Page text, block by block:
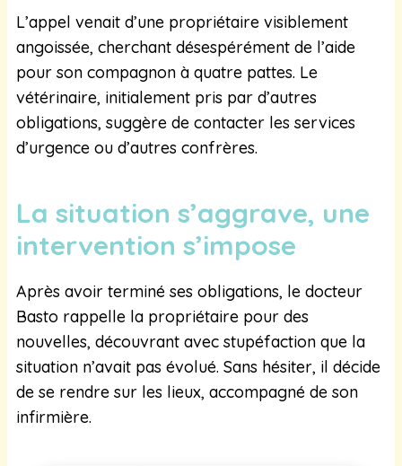
L’appel venait d’une propriétaire visiblement
angoissée, cherchant désespérément de l’aide
pour son compagnon à quatre pattes. Le
vétérinaire, initialement pris par d’autres
obligations, suggère de contacter les services
d’urgence ou d’autres confrères.
La situation s’aggrave, une
intervention s’impose
Après avoir terminé ses obligations, le docteur
Basto rappelle la propriétaire pour des
nouvelles, découvrant avec stupéfaction que la
situation n’avait pas évolué. Sans hésiter, il décide
de se rendre sur les lieux, accompagné de son
infirmière.